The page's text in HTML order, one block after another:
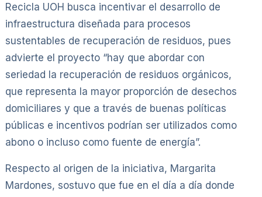
Recicla UOH busca incentivar el desarrollo de
infraestructura diseñada para procesos
sustentables de recuperación de residuos, pues
advierte el proyecto “hay que abordar con
seriedad la recuperación de residuos orgánicos,
que representa la mayor proporción de desechos
domiciliares y que a través de buenas políticas
públicas e incentivos podrían ser utilizados como
abono o incluso como fuente de energía”.
Respecto al origen de la iniciativa, Margarita
Mardones, sostuvo que fue en el día a día donde